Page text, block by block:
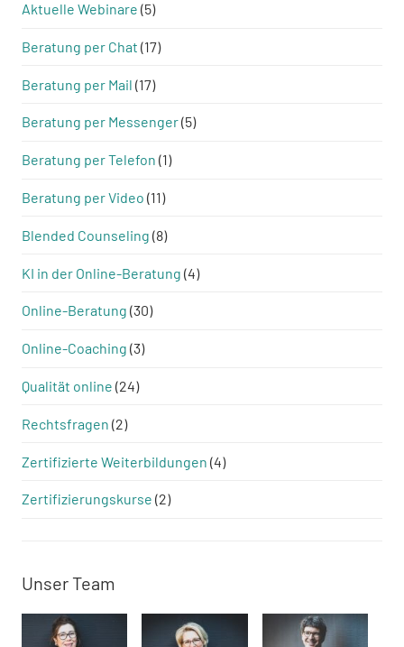
Aktuelle Webinare (5)
Beratung per Chat (17)
Beratung per Mail (17)
Beratung per Messenger(5)
Beratung per Telefon (1)
Beratung per Video (11)
Blended Counseling (8)
KI in der Online-Beratung (4)
Online-Beratung (30)
Online-Coaching (3)
Qualität online (24)
Rechtsfragen (2)
Zertifizierte Weiterbildungen (4)
Zertifizierungskurse (2)
Unser Team